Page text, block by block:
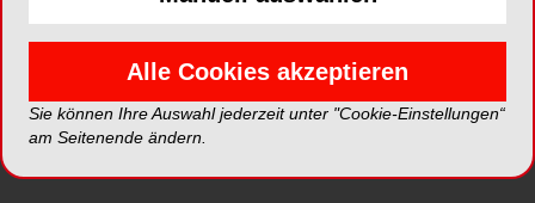
Eigenschaften und Vorteile
Präzise und korrekte Registrierung
Sehr geringer Schrumpf
Alle Cookies akzeptieren
Sie können Ihre Auswahl jederzeit unter "Cookie-Einstellungen“
am Seitenende ändern.